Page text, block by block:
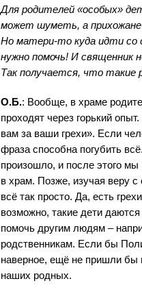
Для родителей «особых»
может шуметь, а
Но матери-то куда идти со
нужно помочь! И священник
Так получается, что такие
О.Б.: Вообще, в храме
проходят через горький
вам за ваши грехи». Если
фраза способна погубить
произошло, и после этого
в храм. Позже, изучая веру
всё так просто. Да, есть
возможно, такие дети
помочь другим людям –
родственникам. Если бы
наверное, ещё не пришли бы
наших родных.